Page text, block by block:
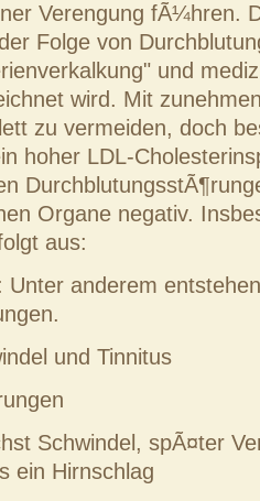
Verengung fÃ¼hren.
Folge von
und
wird. Mit
zu vermeiden, doch
hoher LDL-
Organe negativ.
aus:
Unter anderem entstehen
und Tinnitus
Schwindel, spÃ¤ter
ein Hirnschlag